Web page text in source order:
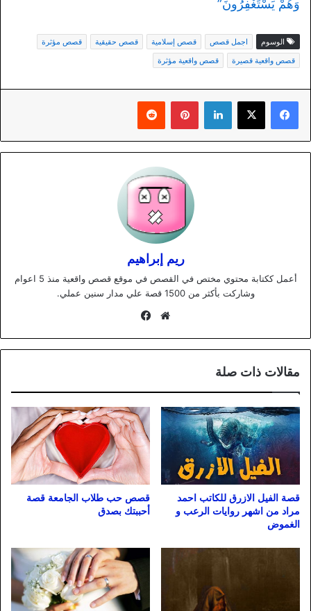
وَهُمْ يَسْتَغْفِرُونَ”
الوسوم اجمل قصص قصص إسلامية قصص حقيقية
قصص مؤثرة
قصص واقعية قصيرة
قصص واقعية مؤثرة
لينكدإن بينتيريست
ريم إبراهيم
أعمل ككتابة محتوي مختص في القصص في موقع قصص واقعية منذ 5 اعوام
وشاركت بأكثر من 1500 قصة علي مدار سنين عملي.
موقع
مقالات ذات صلة
قصة الفيل الازرق للكاتب احمد
مراد من اشهر روايات الرعب و
الغموض
قصص حب طلاب الجامعة قصة
أحببتك بصدق